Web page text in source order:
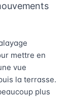
mettre en
vue
la terrasse.
plus